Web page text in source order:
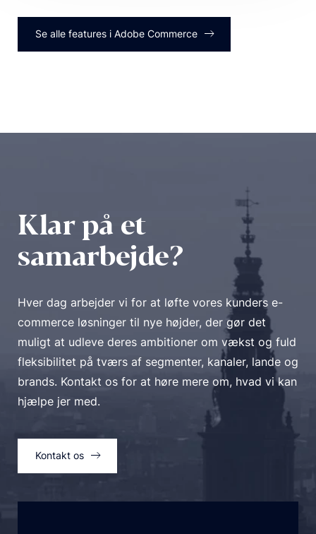
Tillad flere medarbejdere pr. virksomhed
adgang til selvbetjeningsværktøjer med
Giv virksomheder mulighed for at købe
kreditsaldo.
Strømlin indkøb med kundedefinerede
Tildel kundetilpassede katalog-
styring/sortimentsstyring og priser til
B2B-kunder for at opfylde
kontraktvilkårene.
Tilpas køb med virksomhedsspecifikke
betalings- og forsendelsesmuligheder.
Administrer tilbudsanmodninger effektivt,
og forhandl prisvilkår ved hjælp af et
Se alle features i Adobe Commerce
Klar på et
samarbejde?
Hver dag arbejder vi for at løfte vores kunders e-
commerce løsninger til nye højder, der gør det
muligt at udleve deres ambitioner om vækst og fuld
fleksibilitet på tværs af segmenter, kanaler, lande og
brands. Kontakt os for at høre mere om, hvad vi kan
hjælpe jer med.
Kontakt os